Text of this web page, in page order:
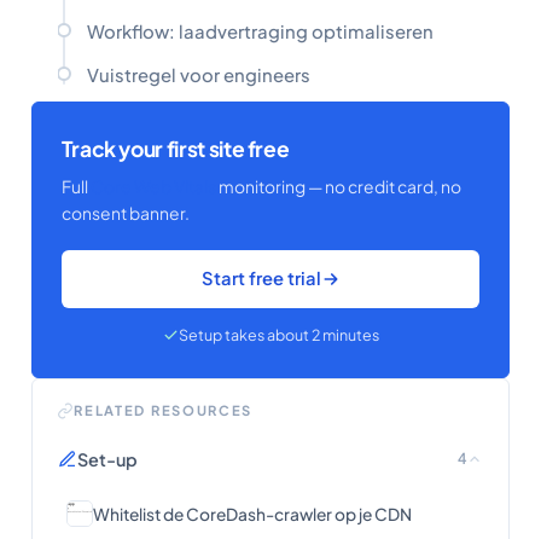
Workflow: laadvertraging optimaliseren
Vuistregel voor engineers
Track your first site free
Full
monitoring — no credit card, no
consent banner.
Start free trial
Setup takes about 2 minutes
RELATED RESOURCES
Set-up 4
Whitelist de CoreDash-crawler op je CDN